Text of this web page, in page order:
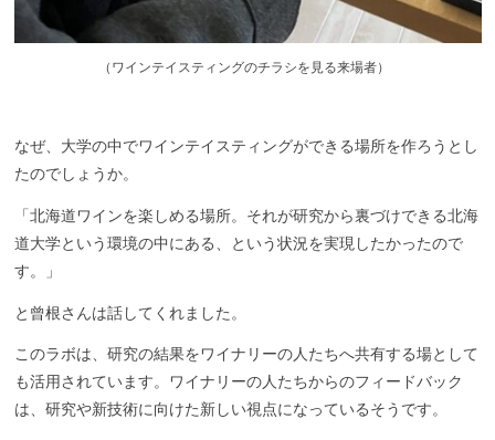
（ ワインテイスティングのチラシを見る来場者）
なぜ、大学の中でワインテイスティングができる場所を作ろうとし
たのでしょうか。
「北海道ワインを楽しめる場所。それが研究から裏づけできる北海
道大学という環境の中にある、という状況を実現したかったので
す。」
と曾根さんは話してくれました 。
このラボは、 研究の結果をワイナリーの人たちへ共有する場として
も活用されています。ワイナリーの人たちからのフィードバック
は、研究や新技術に向けた新しい視点になっているそうです。